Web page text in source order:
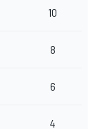
10
8
6
4